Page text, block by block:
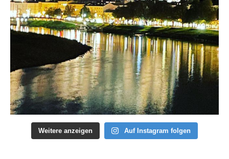
Weitere anzeigen Auf Instagram folgen